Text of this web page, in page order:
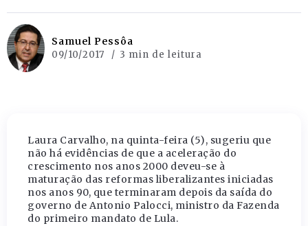
Samuel Pessôa
09/10/2017 3 min de leitura
Laura Carvalho, na quinta-feira (5), sugeriu que
não há evidências de que a aceleração do
crescimento nos anos 2000 deveu-se à
maturação das reformas liberalizantes iniciadas
nos anos 90, que terminaram depois da saída do
governo de Antonio Palocci, ministro da Fazenda
do primeiro mandato de Lula.